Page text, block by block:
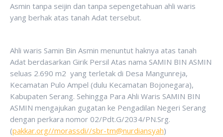
Asmin tanpa seijin dan tanpa sepengetahuan ahli waris
yang berhak atas tanah Adat tersebut.
Ahli waris Samin Bin Asmin menuntut haknya atas tanah
Adat berdasarkan Girik Persil Atas nama SAMIN BIN ASMIN
seluas 2.690 m2 yang terletak di Desa Mangunreja,
Kecamatan Pulo Ampel (dulu Kecamatan Bojonegara),
Kabupaten Serang. Sehingga Para Ahli Waris SAMIN BIN
ASMIN mengajukan gugatan ke Pengadilan Negeri Serang
dengan perkara nomor 02/Pdt.G/2034/PN.Srg.
(pakkar.org//morassdi//sbr-tm@nurdiansyah)